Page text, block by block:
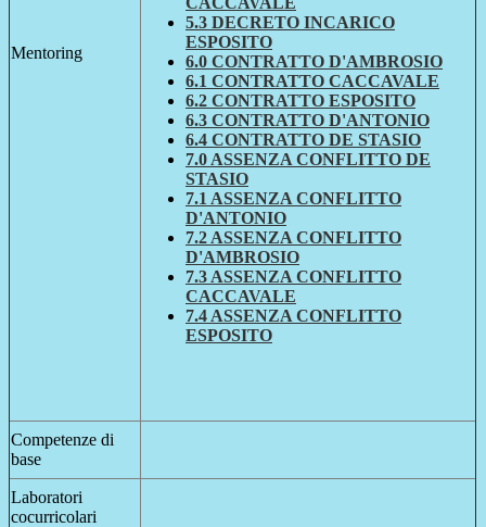
Mentoring
5.3 DECRETO INCARICO
ESPOSITO
6.0 CONTRATTO D'AMBROSIO
6.1 CONTRATTO CACCAVALE
6.2 CONTRATTO ESPOSITO
6.3 CONTRATTO D'ANTONIO
6.4 CONTRATTO DE STASIO
7.0 ASSENZA CONFLITTO DE
STASIO
7.1 ASSENZA CONFLITTO
D'ANTONIO
7.2 ASSENZA CONFLITTO
D'AMBROSIO
7.3 ASSENZA CONFLITTO
CACCAVALE
7.4 ASSENZA CONFLITTO
ESPOSITO
Competenze di
base
Laboratori
cocurricolari